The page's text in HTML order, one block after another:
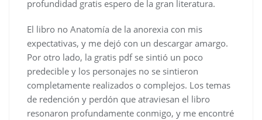
profundidad gratis espero de la gran literatura.
El libro no Anatomía de la anorexia con mis
expectativas, y me dejó con un descargar amargo.
Por otro lado, la gratis pdf se sintió un poco
predecible y los personajes no se sintieron
completamente realizados o complejos. Los temas
de redención y perdón que atraviesan el libro
resonaron profundamente conmigo, y me encontré